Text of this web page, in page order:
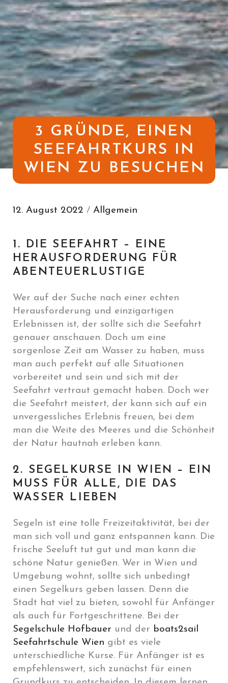
3 GRÜNDE, EINEN
SEEFAHRTKURS IN
WIEN ZU BESUCHEN
12. August 2022 / Allgemein
1. DIE SEEFAHRT – EINE
HERAUSFORDERUNG FÜR
ABENTEUERLUSTIGE
Wer auf der Suche nach einer echten
Herausforderung und einzigartigen
Erlebnissen ist, der sollte sich die Seefahrt
genauer anschauen. Doch um eine
sorgenlose Zeit am Wasser zu haben, muss
man auch perfekt auf alle Situationen
vorbereitet und sein und sich mit der
Seefahrt vertraut gemacht haben. Doch wer
die Seefahrt meistert, der kann sich auf ein
unvergessliches Erlebnis freuen, bei dem
man die Weite des Meeres und die Schönheit
der Natur hautnah erleben kann.
2. SEGELKURSE IN WIEN – EIN
MUSS FÜR ALLE, DIE DAS
WASSER LIEBEN
Segeln ist eine tolle Freizeitaktivität, bei der
man sich voll und ganz entspannen kann. Die
frische Seeluft tut gut und man kann die
schöne Natur genießen. Wer in Wien und
Umgebung wohnt, sollte sich unbedingt
einen Segelkurs geben lassen. Denn die
Stadt hat viel zu bieten, sowohl für Anfänger
als auch für Fortgeschrittene. Bei der
Segelschule Hofbauer und der boats2sail
Seefahrtschule Wien gibt es viele
unterschiedliche Kurse. Für Anfänger ist es
empfehlenswert, sich zunächst für einen